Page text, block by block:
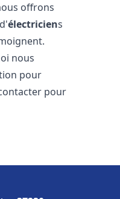
offrons
électriciens
nous
pour
pour